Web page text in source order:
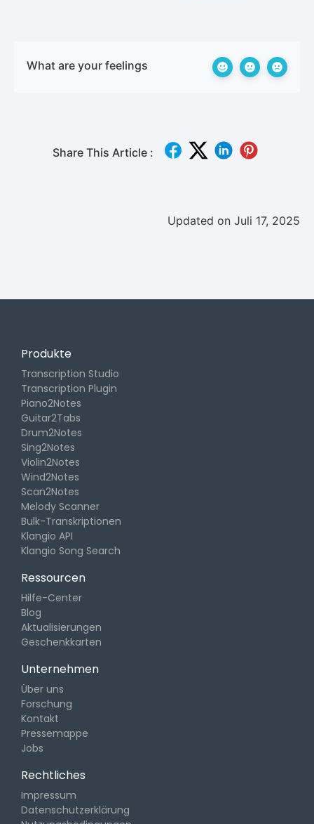
What are your feelings
Share This Article :
Updated on Juli 17, 2025
Produkte
Transcription Studio
Transcription Plugin
Piano2Notes
Guitar2Tabs
Drum2Notes
Sing2Notes
Violin2Notes
Wind2Notes
Scan2Notes
Melody Scanner
Bulk-Transkriptionen
Klangio API
Klangio Song Search
Ressourcen
Hilfe-Center
Blog
Aktualisierungen
Geschenkkarten
Unternehmen
Über uns
Forschung
Kontakt
Pressemappe
Jobs
Rechtliches
Impressum
Datenschutzerklärung